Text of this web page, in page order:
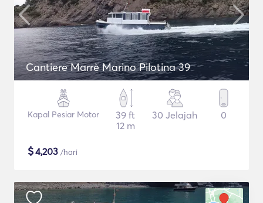
Cantiere Marrè Marino Pilotina 39
Kapal Pesiar Motor
39 ft
12 m
30 Jelajah 0
$4,203 /hari